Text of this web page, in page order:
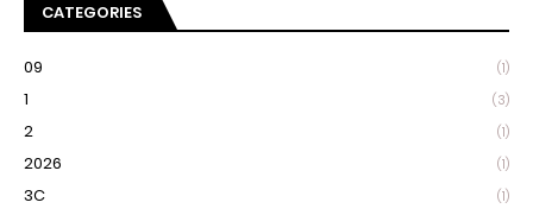
CATEGORIES
09 (1)
1 (3)
2 (1)
2026 (1)
3C (1)